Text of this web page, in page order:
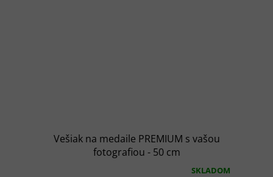
Vešiak na medaile PREMIUM s vašou
fotografiou - 50 cm
SKLADOM